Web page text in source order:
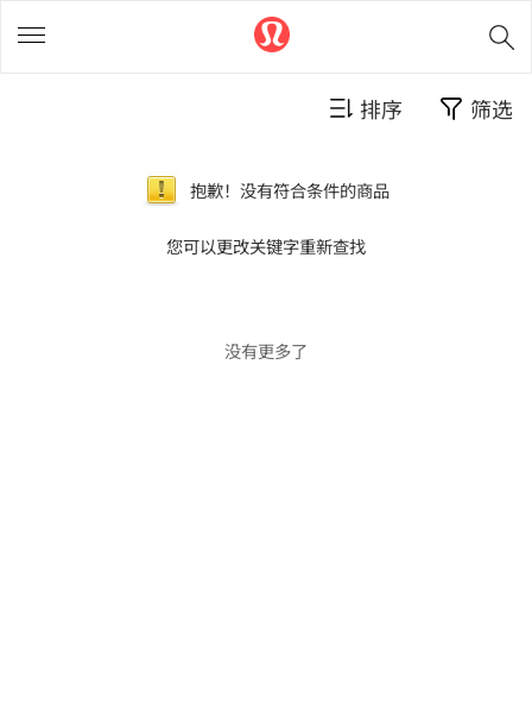
筛选
排序
抱歉！没有符合条件的商品
您可以更改关键字重新查找
没有更多了